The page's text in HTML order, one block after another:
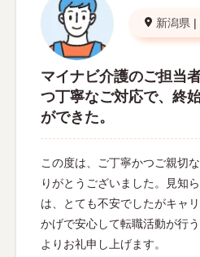
新潟県 |
マイナビ介護のご担当
つ丁寧なご対応で、終
ができた。
この度は、ご丁寧かつご親切
りがとうございました。見知
は、とても不安でしたがキャ
かげで安心して転職活動が行
よりお礼申し上げます。